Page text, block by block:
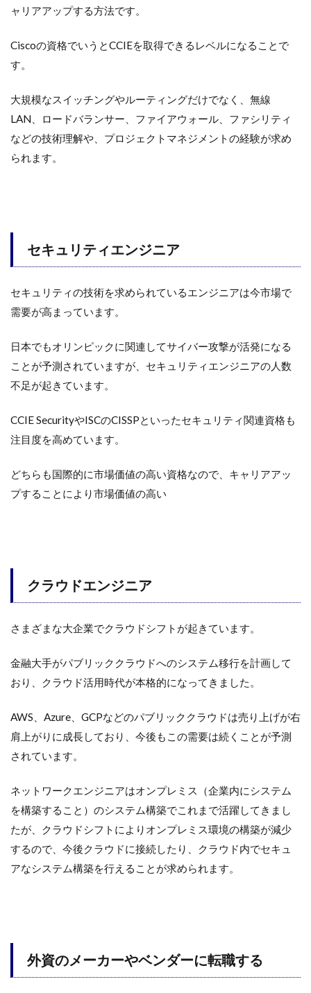
ャリアアップする方法です。
Ciscoの資格でいうとCCIEを取得できるレベルになることで
す。
大規模なスイッチングやルーティングだけでなく、無線
LAN、ロードバランサー、ファイアウォール、ファシリティ
などの技術理解や、プロジェクトマネジメントの経験が求め
られます。
セキュリティエンジニア
セキュリティの技術を求められているエンジニアは今市場で
需要が高まっています。
日本でもオリンピックに関連してサイバー攻撃が活発になる
ことが予測されていますが、セキュリティエンジニアの人数
不足が起きています。
CCIE SecurityやISCのCISSPといったセキュリティ関連資格も
注目度を高めています。
どちらも国際的に市場価値の高い資格なので、キャリアアッ
プすることにより市場価値の高い
クラウドエンジニア
さまざまな大企業でクラウドシフトが起きています。
金融大手がパブリッククラウドへのシステム移行を計画して
おり、クラウド活用時代が本格的になってきました。
AWS、Azure、GCPなどのパブリッククラウドは売り上げが右
肩上がりに成長しており、今後もこの需要は続くことが予測
されています。
ネットワークエンジニアはオンプレミス（企業内にシステム
を構築すること）のシステム構築でこれまで活躍してきまし
たが、クラウドシフトによりオンプレミス環境の構築が減少
するので、今後クラウドに接続したり、クラウド内でセキュ
アなシステム構築を行えることが求められます。
外資のメーカーやベンダーに転職する